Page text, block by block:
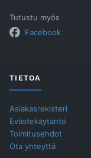
Tutustu myös
Facebook
TIETOA
Asiakasrekisteri
Evästekäytäntö
Toimitusehdot
Ota yhteyttä